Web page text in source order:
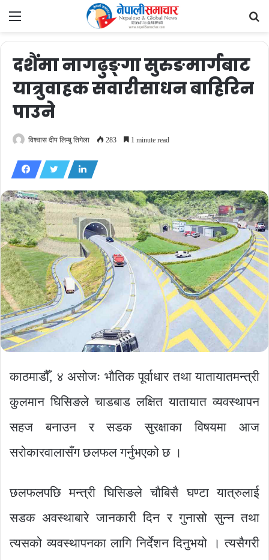
Menu
दशैंमा नागढुङ्गा सुरुङमार्गबाट
यात्रुवाहक सवारीसाधन बाहिरिन
पाउने
विश्वास दीप लिम्बु तिगेला 283 1 minute read
काठमाडौँ, ४ असोजः भौतिक पूर्वाधार तथा यातायातमन्त्री
कुलमान घिसिङले चाडबाड लक्षित यातायात व्यवस्थापन
सहज बनाउन र सडक सुरक्षाका विषयमा आज
सरोकारवालासँग छलफल गर्नुभएको छ ।
छलफलपछि मन्त्री घिसिङले चौबिसै घण्टा यात्रुलाई
सडक अवस्थाबारे जानकारी दिन र गुनासो सुन्न तथा
त्यसको व्यवस्थापनका लागि निर्देशन दिनुभयो । त्यसैगरी